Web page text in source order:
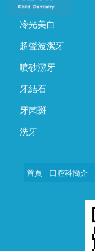
冷光美白
超聲波潔牙
噴砂潔牙
牙結石
牙菌斑
洗牙
首頁 口腔科簡介